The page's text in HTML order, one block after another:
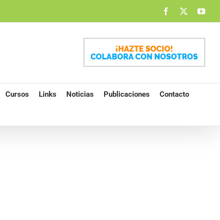
Facebook
Cursos Links Noticias Publicaciones Contacto